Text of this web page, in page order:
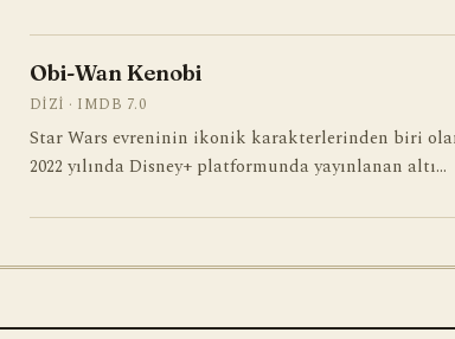
Obi-Wan Kenobi
DIZI · IMDB 7.0
Star Wars evreninin ikonik karakterlerinden biri
2022 yılında Disney+ platformunda yayınlanan altı…